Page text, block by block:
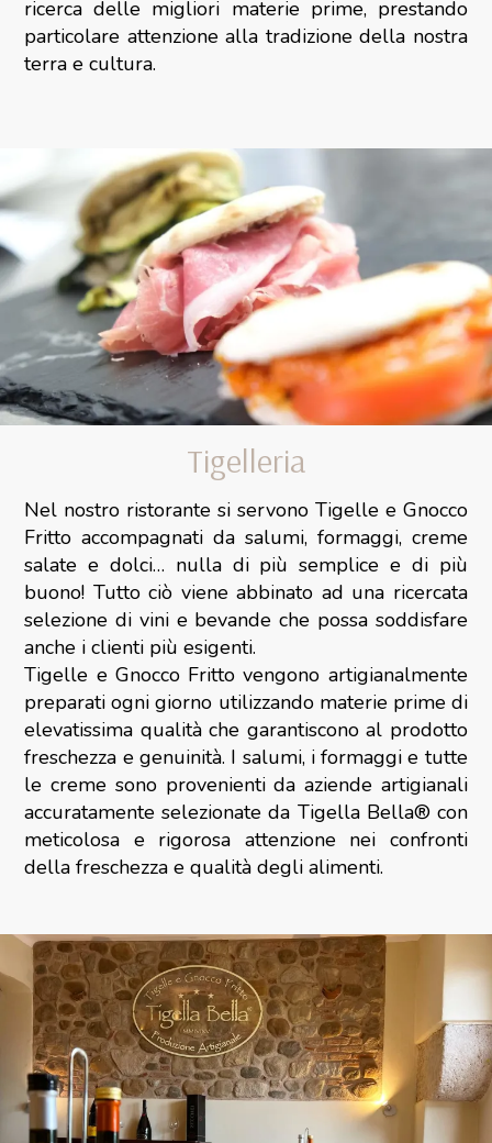
ricerca delle migliori materie prime, prestando
particolare attenzione alla tradizione della nostra
terra e cultura.
Tigelleria
Nel nostro ristorante si servono Tigelle e Gnocco
Fritto accompagnati da salumi, formaggi, creme
salate e dolci… nulla di più semplice e di più
buono! Tutto ciò viene abbinato ad una ricercata
selezione di vini e bevande che possa soddisfare
anche i clienti più esigenti.
Tigelle e Gnocco Fritto vengono artigianalmente
preparati ogni giorno utilizzando materie prime di
elevatissima qualità che garantiscono al prodotto
freschezza e genuinità. I salumi, i formaggi e tutte
le creme sono provenienti da aziende artigianali
accuratamente selezionate da Tigella Bella® con
meticolosa e rigorosa attenzione nei confronti
della freschezza e qualità degli alimenti.